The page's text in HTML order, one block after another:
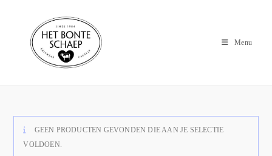
Menu
GEEN PRODUCTEN GEVONDEN DIE AAN JE SELECTIE
VOLDOEN.